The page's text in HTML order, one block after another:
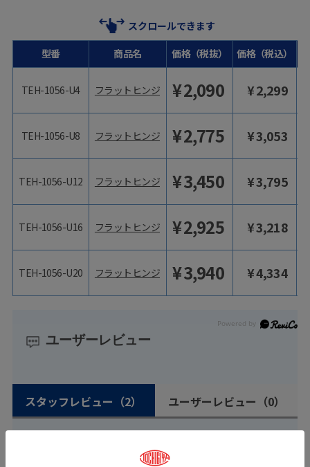
スクロールできます
型番
TEH-1056-U4
TEH-1056-U8
TEH-1056-U12
TEH-1056-U16
TEH-1056-U20
商品名 価格（税抜） 価格（税込）
フラットヒンジ ¥2,090 ¥2,299
フラットヒンジ ¥2,775 ¥3,053
フラットヒンジ ¥3,450 ¥3,795
フラットヒンジ ¥2,925 ¥3,218
フラットヒンジ ¥3,940 ¥4,334
ユーザーレビュー
スタッフレビュー （2） ユーザーレビュー （0）